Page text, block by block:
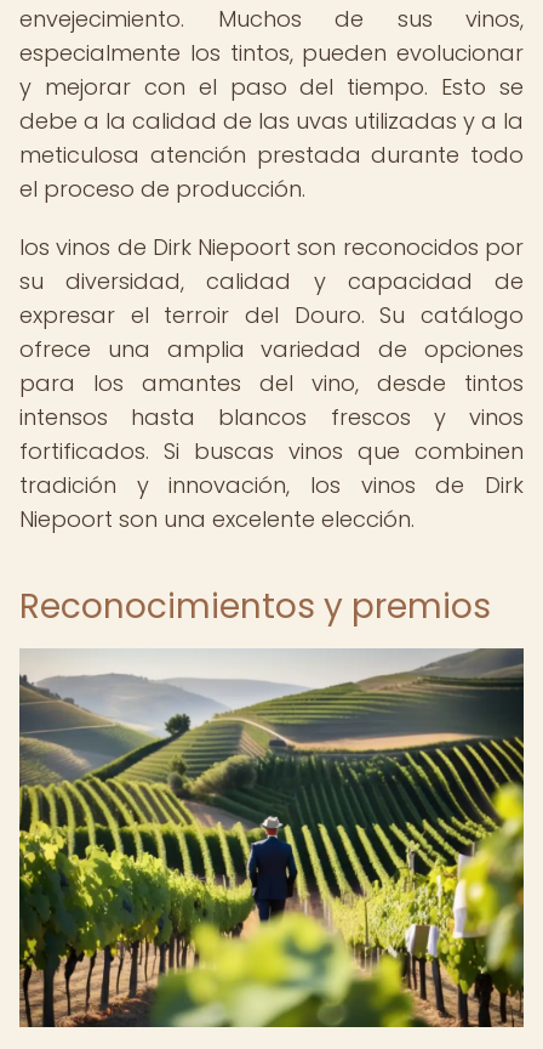
envejecimiento. Muchos de sus vinos,
especialmente los tintos, pueden evolucionar
y mejorar con el paso del tiempo. Esto se
debe a la calidad de las uvas utilizadas y a la
meticulosa atención prestada durante todo
el proceso de producción.
los vinos de Dirk Niepoort son reconocidos por
su diversidad, calidad y capacidad de
expresar el terroir del Douro. Su catálogo
ofrece una amplia variedad de opciones
para los amantes del vino, desde tintos
intensos hasta blancos frescos y vinos
fortificados. Si buscas vinos que combinen
tradición y innovación, los vinos de Dirk
Niepoort son una excelente elección.
Reconocimientos y premios